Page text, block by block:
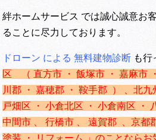
絆ホームサービス では誠心誠意お
ることに尽力しております。
ドローン による 無料建物診断 も行
区 （ 直方市 ・ 飯塚市 ・ 嘉麻市
川郡 ・ 嘉穂郡 ・ 鞍手郡 ） 、北九
戸畑区 ・ 小倉北区 ・ 小倉南区 ・
中間市 、 行橋市 、 遠賀郡 、京都
塗装 ・ リフォーム 」のことならお